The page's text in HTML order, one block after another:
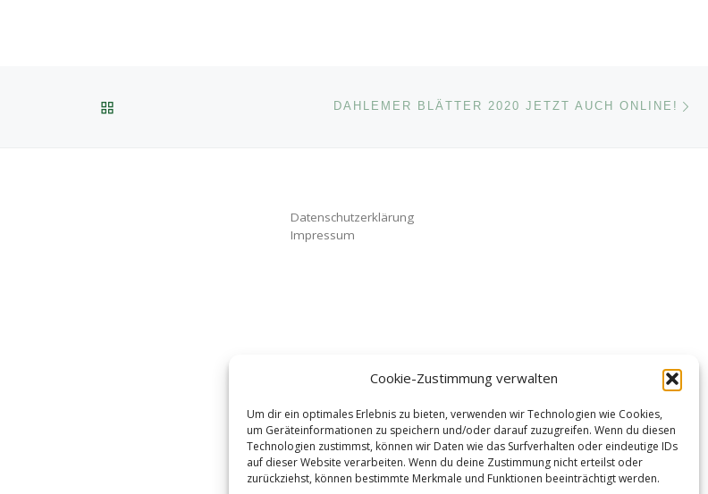
Cookie-Zustimmung verwalten
Um dir ein optimales Erlebnis zu bieten, verwenden wir Technologien wie Cookies,
um Geräteinformationen zu speichern und/oder darauf zuzugreifen. Wenn du diesen
Technologien zustimmst, können wir Daten wie das Surfverhalten oder eindeutige IDs
auf dieser Website verarbeiten. Wenn du deine Zustimmung nicht erteilst oder
zurückziehst, können bestimmte Merkmale und Funktionen beeinträchtigt werden.
ZURÜCK ZUR BEITRAGSLISTEDAHLEMER BLÄTTER 2020 JETZT AUCH ONLINE!
Datenschutzerklärung
Impressum